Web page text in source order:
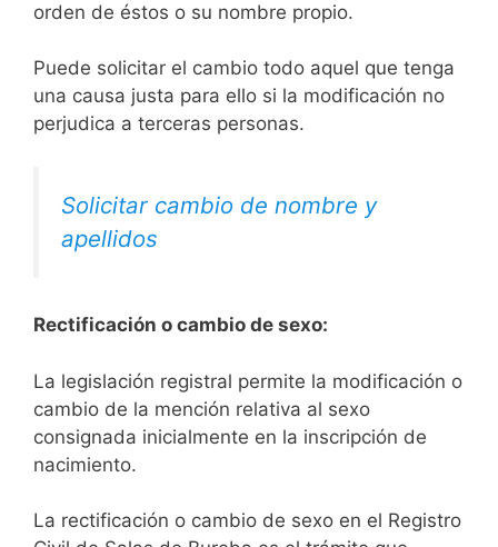
orden de éstos o su nombre propio.
Puede solicitar el cambio todo aquel que tenga
una causa justa para ello si la modificación no
perjudica a terceras personas.
Solicitar cambio de nombre y
apellidos
Rectificación o cambio de sexo:
La legislación registral permite la modificación o
cambio de la mención relativa al sexo
consignada inicialmente en la inscripción de
nacimiento.
La rectificación o cambio de sexo en el Registro